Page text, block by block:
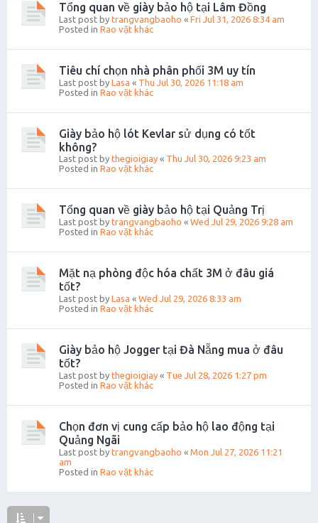
Tổng quan về giày bảo hộ tại Lâm Đồng
Last post by trangvangbaoho « Fri Jul 31, 2026 8:34 am
Posted in Rao vặt khác
Tiêu chí chọn nhà phân phối 3M uy tín
Last post by Lasa « Thu Jul 30, 2026 11:18 am
Posted in Rao vặt khác
Giày bảo hộ lót Kevlar sử dụng có tốt
không?
Last post by thegioigiay « Thu Jul 30, 2026 9:23 am
Posted in Rao vặt khác
Tổng quan về giày bảo hộ tại Quảng Trị
Last post by trangvangbaoho « Wed Jul 29, 2026 9:28 am
Posted in Rao vặt khác
Mặt nạ phòng độc hóa chất 3M ở đâu giá
tốt?
Last post by Lasa « Wed Jul 29, 2026 8:33 am
Posted in Rao vặt khác
Giày bảo hộ Jogger tại Đà Nẵng mua ở đâu
tốt?
Last post by thegioigiay « Tue Jul 28, 2026 1:27 pm
Posted in Rao vặt khác
Chọn đơn vị cung cấp bảo hộ lao động tại
Quảng Ngãi
Last post by trangvangbaoho « Mon Jul 27, 2026 11:21
am
Posted in Rao vặt khác